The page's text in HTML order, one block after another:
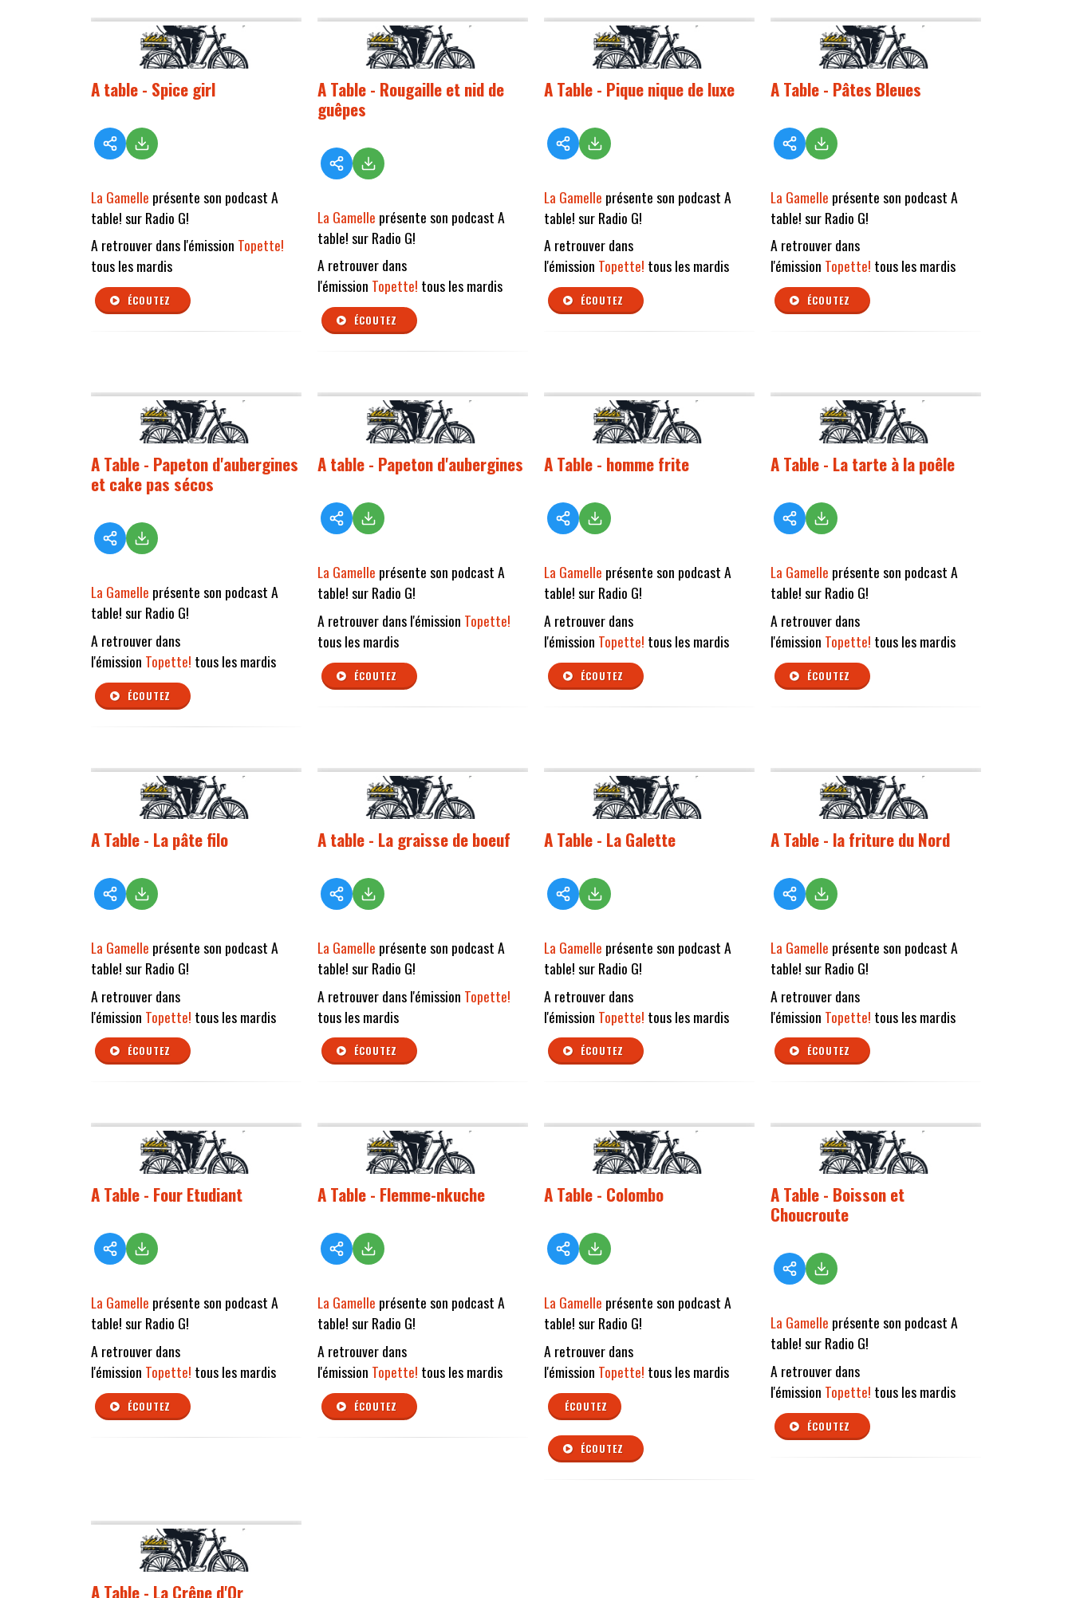
A table - Spice girl
La Gamelle présente son podcast A
table! sur Radio G!
A retrouver dans l'émission Topette!
tous les mardis
ÉCOUTEZ
A Table - Rougaille et nid de
guêpes
La Gamelle présente son podcast A
table! sur Radio G!
A retrouver dans
l'émission Topette! tous les mardis
ÉCOUTEZ
A Table - Pique nique de luxe
La Gamelle présente son podcast A
table! sur Radio G!
A retrouver dans
l'émission Topette! tous les mardis
ÉCOUTEZ
A Table - Pâtes Bleues
La Gamelle présente son podcast A
table! sur Radio G!
A retrouver dans
l'émission Topette! tous les mardis
ÉCOUTEZ
A Table - Papeton d'aubergines
et cake pas sécos
La Gamelle présente son podcast A
table! sur Radio G!
A retrouver dans
l'émission Topette! tous les mardis
ÉCOUTEZ
A table - Papeton d'aubergines
La Gamelle présente son podcast A
table! sur Radio G!
A retrouver dans l'émission Topette!
tous les mardis
ÉCOUTEZ
A Table - homme frite
La Gamelle présente son podcast A
table! sur Radio G!
A retrouver dans
l'émission Topette! tous les mardis
ÉCOUTEZ
A Table - La tarte à la poêle
La Gamelle présente son podcast A
table! sur Radio G!
A retrouver dans
l'émission Topette! tous les mardis
ÉCOUTEZ
A Table - La pâte filo
La Gamelle présente son podcast A
table! sur Radio G!
A retrouver dans
l'émission Topette! tous les mardis
ÉCOUTEZ
A table - La graisse de boeuf
La Gamelle présente son podcast A
table! sur Radio G!
A retrouver dans l'émission Topette!
tous les mardis
ÉCOUTEZ
A Table - La Galette
La Gamelle présente son podcast A
table! sur Radio G!
A retrouver dans
l'émission Topette! tous les mardis
ÉCOUTEZ
A Table - la friture du Nord
La Gamelle présente son podcast A
table! sur Radio G!
A retrouver dans
l'émission Topette! tous les mardis
ÉCOUTEZ
A Table - Four Etudiant
La Gamelle présente son podcast A
table! sur Radio G!
A retrouver dans
l'émission Topette! tous les mardis
ÉCOUTEZ
A Table - Flemme-nkuche
La Gamelle présente son podcast A
table! sur Radio G!
A retrouver dans
l'émission Topette! tous les mardis
ÉCOUTEZ
A Table - Colombo
La Gamelle présente son podcast A
table! sur Radio G!
A retrouver dans
l'émission Topette! tous les mardis
ÉCOUTEZ
ÉCOUTEZ
A Table - Boisson et
Choucroute
La Gamelle présente son podcast A
table! sur Radio G!
A retrouver dans
l'émission Topette! tous les mardis
ÉCOUTEZ
A Table - La Crêpe d'Or